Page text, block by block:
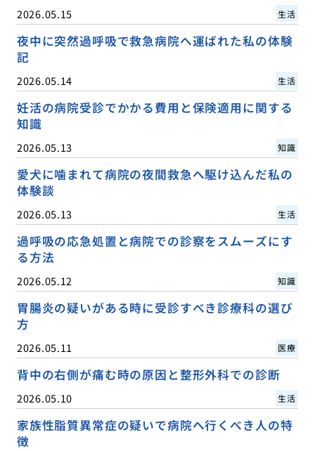
2026.05.15 生活
夜中に突然過呼吸で救急病院へ運ばれた私の体験
記
2026.05.14 生活
妊活の病院受診でかかる費用と保険適用に関する
知識
2026.05.13 知識
愛犬に噛まれて病院の夜間救急へ駆け込んだ私の
体験談
2026.05.13 生活
過呼吸の応急処置と病院での診察をスムーズにす
る方法
2026.05.12 知識
胃腸炎の疑いがある時に受診すべき診療科の選び
方
2026.05.11 医療
背中の右側が痛む時の原因と整形外科での診断
2026.05.10 生活
家族性脂質異常症の疑いで病院へ行くべき人の特
徴